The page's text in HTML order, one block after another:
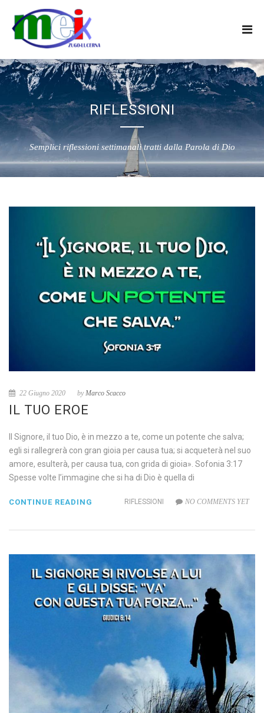
RIFLESSIONI
Semplici riflessioni settimanali tratti dalla Parola di Dio
22 Giugno 2020 by Marco Scacco
IL TUO EROE
Il Signore, il tuo Dio, è in mezzo a te, come un potente che salva;
egli si rallegrerà con gran gioia per causa tua; si acqueterà nel suo
amore, esulterà, per causa tua, con grida di gioia». Sofonia 3:17
Spesse volte l’immagine che si ha di Dio è quella di
RIFLESSIONI NO COMMENTS YET
CONTINUE READING